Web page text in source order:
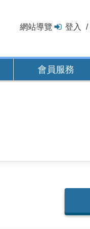
網站導覽 登入
會員服務